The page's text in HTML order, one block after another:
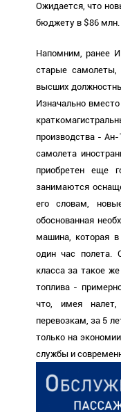
Ожидается, что
бюджету в $86 млн.
Напомним, ранее
старые самолеты,
высших
Изначально
производства - Ан-
самолета
приобретен еще
занимаются
его словам,
обоснованная
машина, которая
один час полета.
класса за такое
топлива -
что, имея
перевозкам, за 5
только на
службы и